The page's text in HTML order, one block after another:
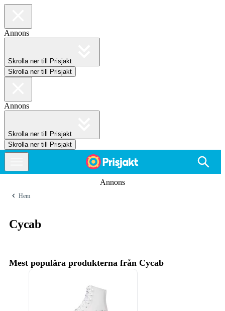
Annons
Skrolla ner till Prisjakt
Skrolla ner till Prisjakt
Annons
Skrolla ner till Prisjakt
Skrolla ner till Prisjakt
Annons
Hem
Cycab
Mest populära produkterna från Cycab